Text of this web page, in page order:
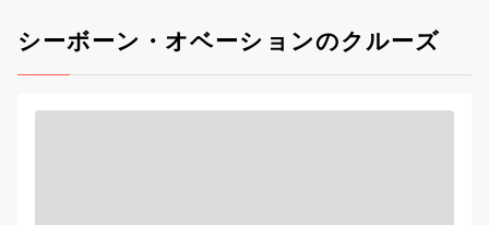
シーボーン・オベーションのクルーズ